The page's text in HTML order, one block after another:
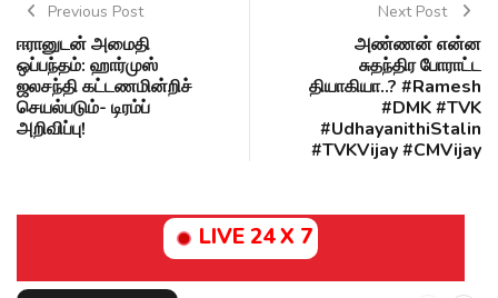
Previous Post
ஈரானுடன் அமைதி
ஒப்பந்தம்: ஹார்முஸ்
ஜலசந்தி கட்டணமின்றிச்
செயல்படும்- டிரம்ப்
அறிவிப்பு!
Next Post
அண்ணன் என்ன
சுதந்திர போராட்ட
தியாகியா..? #Ramesh
#DMK #TVK
#UdhayanithiStalin
#TVKVijay‌ #CMVijay‌
LIVE 24 X 7